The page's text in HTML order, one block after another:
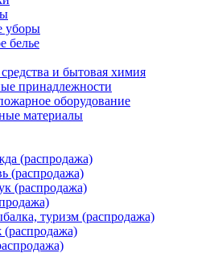
уборы
белье
и бытовая химия
принадлежности
оборудование
материалы
(распродажа)
(распродажа)
(распродажа)
туризм (распродажа)
(распродажа)